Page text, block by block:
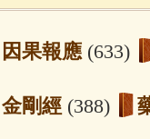
因果報應 (633)
金剛經 (388)